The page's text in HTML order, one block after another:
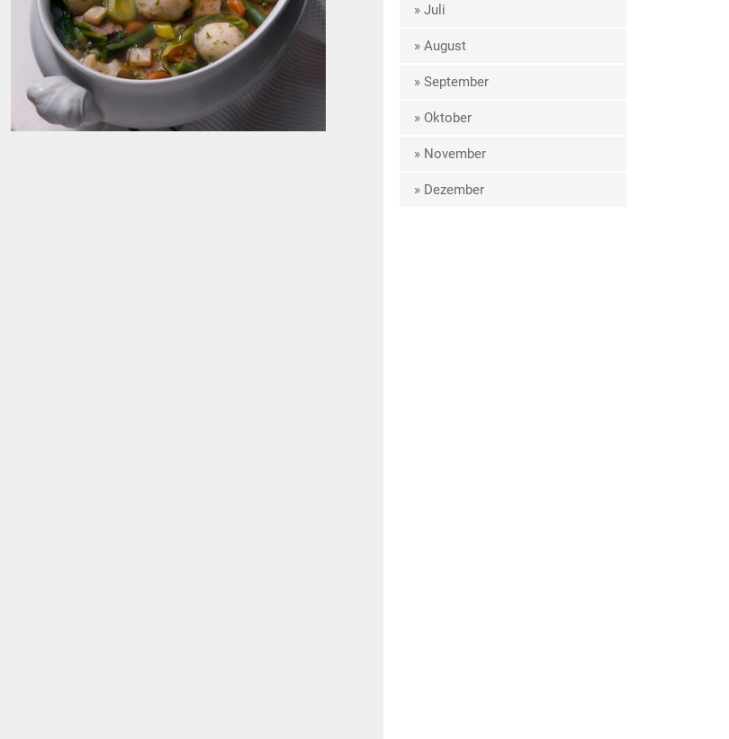
» Juli
» August
» September
» Oktober
» November
» Dezember